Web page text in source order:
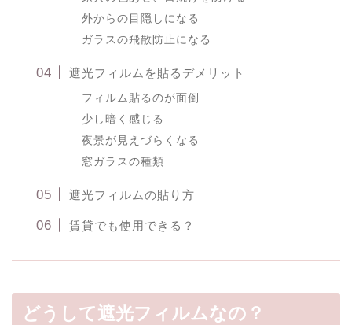
外からの目隠しになる
ガラスの飛散防止になる
遮光フィルムを貼るデメリット
フィルム貼るのが面倒
少し暗く感じる
夜景が見えづらくなる
窓ガラスの種類
遮光フィルムの貼り方
賃貸でも使用できる？
どうして遮光フィルムなの？